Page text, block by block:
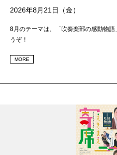
2026年8月21日（金）
8月のテーマは、「吹奏楽部の感動物
うぞ！
MORE